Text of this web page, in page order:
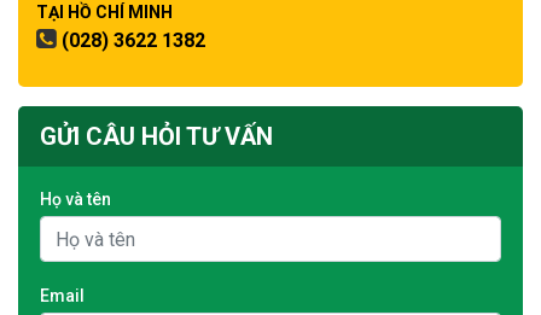
TẠI HỒ CHÍ MINH
(028) 3622 1382
GỬI CÂU HỎI TƯ VẤN
Họ và tên
Email